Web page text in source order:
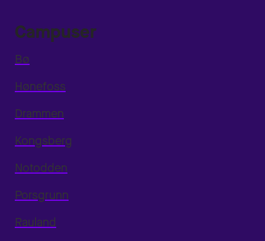
Campuser
Bø
Hønefoss
Drammen
Kongsberg
Notodden
Porsgrunn
Rauland